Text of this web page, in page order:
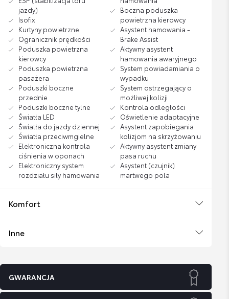
jazdy)
Isofix
Kurtyny powietrzne
Ogranicznik prędkości
Poduszka powietrzna
kierowcy
Poduszka powietrzna
pasażera
Poduszki boczne
przednie
Poduszki boczne tylne
Światła LED
Światła do jazdy dziennej
Światła przeciwmgielne
Elektroniczna kontrola
ciśnienia w oponach
Elektroniczny system
rozdziału siły hamowania
Boczna poduszka
powietrzna kierowcy
Asystent hamowania -
Brake Assist
Aktywny asystent
hamowania awaryjnego
System powiadamiania o
wypadku
System ostrzegający o
możliwej kolizji
Kontrola odległości
Oświetlenie adaptacyjne
Asystent zapobiegania
kolizjom na skrzyżowaniu
Aktywny asystent zmiany
pasa ruchu
Asystent (czujnik)
martwego pola
Komfort
Inne
GWARANCJA